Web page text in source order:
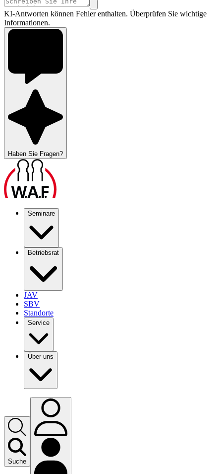
KI-Antworten können Fehler enthalten. Überprüfen Sie wichtige
Informationen.
Haben Sie Fragen?
Seminare
Betriebsrat
JAV
SBV
Standorte
Service
Über uns
Suche